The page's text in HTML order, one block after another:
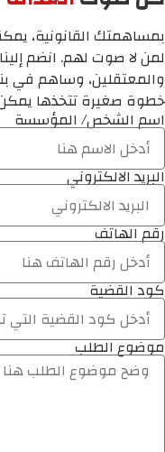
بمساهمتك القانونية،
لمن لا صوت لهم. انضم
والمعتقلين، وساهم في
خطوة صغيرة تتخذها يمكن
اسم الشخص/ المؤسسة
البريد الالكتروني
رقم الهاتف
كود القضية
موضوع الطلب